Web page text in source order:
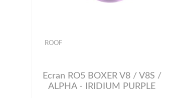
ROOF
Ecran RO5 BOXER V8 / V8S /
ALPHA - IRIDIUM PURPLE